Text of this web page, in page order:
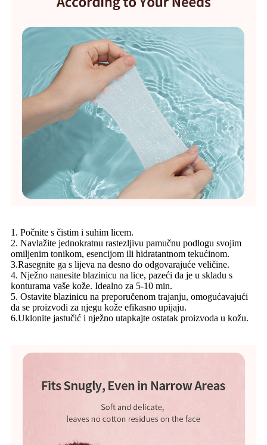
1. Počnite s čistim i suhim licem.
2. Navlažite jednokratnu rastezljivu pamučnu podlogu svojim
omiljenim tonikom, esencijom ili hidratantnom tekućinom.
3.Rasegnite ga s lijeva na desno do odgovarajuće veličine.
4. Nježno nanesite blazinicu na lice, pazeći da je u skladu s
konturama vaše kože. Idealno za 5-10 min.
5. Ostavite blazinicu na preporučenom trajanju, omogućavajući
da se proizvodi za njegu kože efikasno upijaju.
6.Uklonite jastučić i nježno utapkajte ostatak proizvoda u kožu.